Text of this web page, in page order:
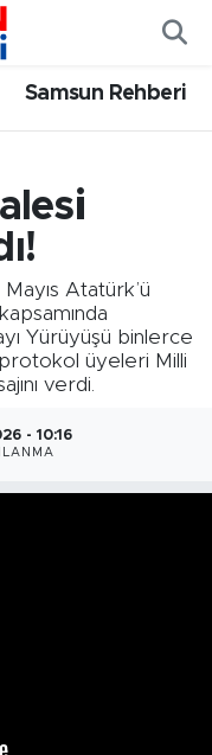
Samsun Rehberi
Atatürk’ü
Yürüyüşü binlerce
protokol üyeleri Milli
verdi.
- 10:16
Fikstür